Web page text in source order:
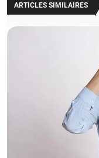
ARTICLES SIMILAIRES